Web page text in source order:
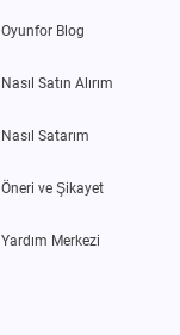
Oyunfor Blog
Nasıl Satın Alırım
Nasıl Satarım
Öneri ve Şikayet
Yardım Merkezi